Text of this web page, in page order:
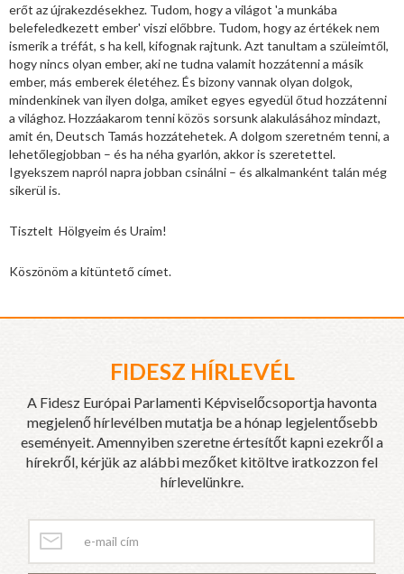
erőt az újrakezdésekhez. Tudom, hogy a világot 'a munkába
belefeledkezett ember' viszi előbbre. Tudom, hogy az értékek nem
ismerik a tréfát, s ha kell, kifognak rajtunk. Azt tanultam a szüleimtől,
hogy nincs olyan ember, aki ne tudna valamit hozzátenni a másik
ember, más emberek életéhez. És bizony vannak olyan dolgok,
mindenkinek van ilyen dolga, amiket egyes egyedül őtud hozzátenni
a világhoz. Hozzáakarom tenni közös sorsunk alakulásához mindazt,
amit én, Deutsch Tamás hozzátehetek. A dolgom szeretném tenni, a
lehetőlegjobban – és ha néha gyarlón, akkor is szeretettel.
Igyekszem napról napra jobban csinálni – és alkalmanként talán még
sikerül is.
Tisztelt Hölgyeim és Uraim!
Köszönöm a kitüntető címet.
FIDESZ HÍRLEVÉL
A Fidesz Európai Parlamenti Képviselőcsoportja havonta
megjelenő hírlevélben mutatja be a hónap legjelentősebb
eseményeit. Amennyiben szeretne értesítőt kapni ezekről a
hírekről, kérjük az alábbi mezőket kitöltve iratkozzon fel
hírlevelünkre.